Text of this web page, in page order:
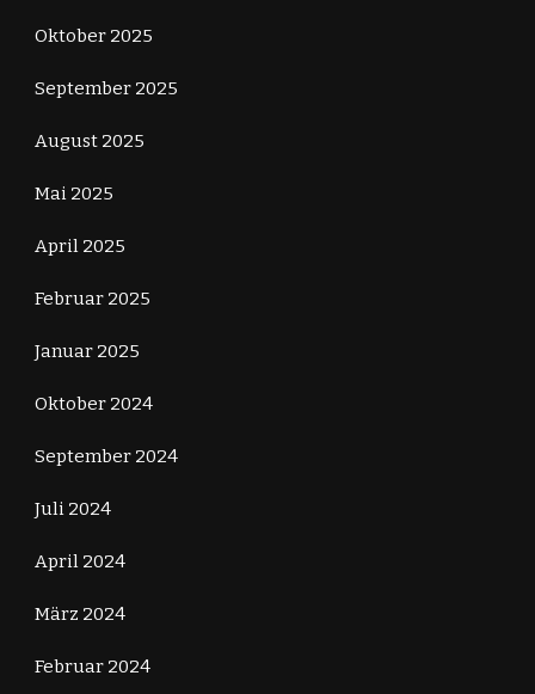
Oktober 2025
September 2025
August 2025
Mai 2025
April 2025
Februar 2025
Januar 2025
Oktober 2024
September 2024
Juli 2024
April 2024
März 2024
Februar 2024